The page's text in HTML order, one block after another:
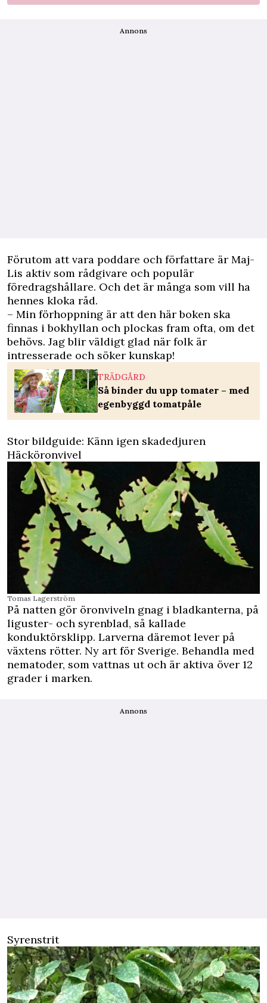
Annons
Förutom att vara poddare och författare är Maj-
Lis aktiv som rådgivare och populär
föredragshållare. Och det är många som vill ha
hennes kloka råd.
– Min förhoppning är att den här boken ska
finnas i bokhyllan och plockas fram ofta, om det
behövs. Jag blir väldigt glad när folk är
intresserade och söker kunskap!
TRÄDGÅRD
Så binder du upp tomater – med
egenbyggd tomatpåle
Stor bildguide: Känn igen skadedjuren
Häcköronvivel
Tomas Lagerström
På natten gör öronviveln gnag i bladkanterna, på
liguster- och syrenblad, så kallade
konduktörsklipp. Larverna däremot lever på
växtens rötter. Ny art för Sverige. Behandla med
nematoder, som vattnas ut och är aktiva över 12
grader i marken.
Annons
Syrenstrit